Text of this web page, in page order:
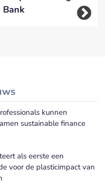
Bank
Sustainable finance nieuws
kunnen
sustainable finance
als eerste een
voor de plasticimpact van